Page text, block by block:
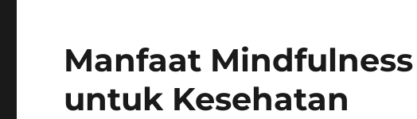
Manfaat
untuk Kesehatan